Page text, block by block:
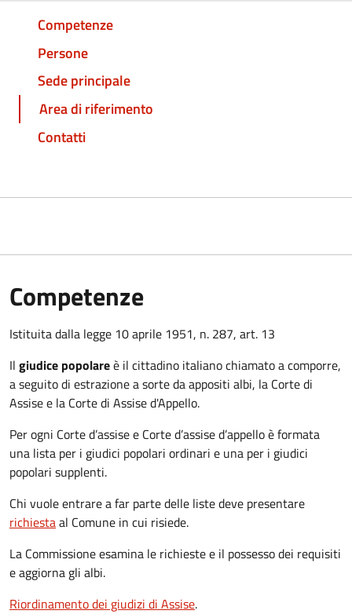
Competenze
Persone
Sede principale
Area di riferimento
Contatti
Competenze
Istituita dalla legge 10 aprile 1951, n. 287, art. 13
Il giudice popolareè il cittadino italiano chiamato a comporre,
a seguito di estrazione a sorte da appositi albi, la Corte di
Assise e la Corte di Assise d'Appello.
Per ogni Corte d’assise e Corte d’assise d’appello è formata
una lista per i giudici popolari ordinari e una per i giudici
popolari supplenti.
Chi vuole entrare a far parte delle liste deve presentare
richiestaal Comune in cui risiede.
La Commissione esamina le richieste e il possesso dei requisiti
e aggiorna gli albi.
Riordinamento dei giudizi di Assise.